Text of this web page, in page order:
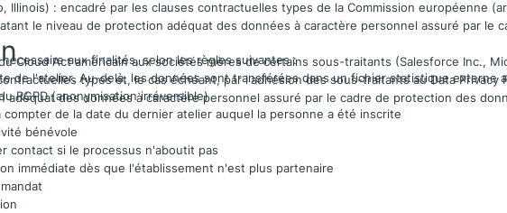
: encadré par les clauses contractuelles types de la Commission européenne
le niveau de protection adéquat des données à caractère personnel assuré par le
Cloud Act américain aux sociétés mères de certains sous-traitants (Salesforce Inc.,
types et, le cas échéant, par l'adhésion des sous-traitants au Data Privacy
des données à caractère personnel assuré par le cadre de protection des
aux finalités, selon les règles suivantes :
de l'atelier. Au-delà, les données sont transférées dans un fichier statistique externe
RGPD (anonymisation irréversible)
de la date du dernier atelier auquel la personne a été inscrite
bénévole
contact si le processus n'aboutit pas
immédiate dès que l'établissement n'est plus partenaire